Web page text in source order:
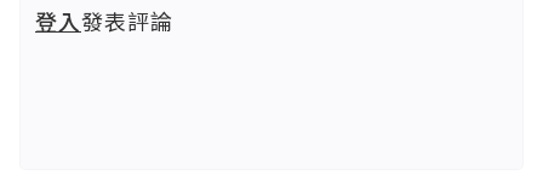
登入發表評論